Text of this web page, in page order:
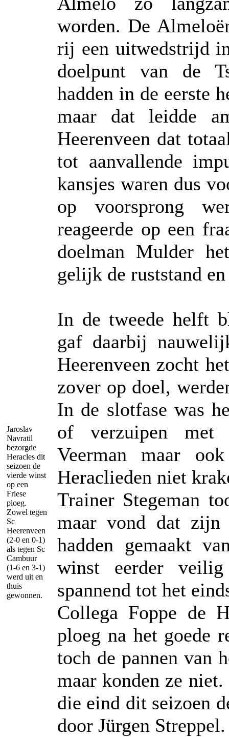
Jaroslav
Navratil
bezorgde
Heracles dit
seizoen de
vierde winst
op een
Friese
ploeg.
Zowel tegen
Sc
Heerenveen
(2-0 en 0-1)
als tegen Sc
Cambuur
(1-6 en 3-1)
werd uit en
thuis
gewonnen.
worden. De
rij een uitwedstrijd
doelpunt van de
hadden in de eerste
maar dat leidde
Heerenveen dat
tot aanvallende
kansjes waren dus
op voorsprong
reageerde op een
doelman Mulder
gelijk de ruststand
In de tweede helft
gaf daarbij
Heerenveen zocht
zover op doel,
In de slotfase was
of verzuipen met
Veerman maar
Heraclieden niet
Trainer Stegeman
maar vond dat zijn
hadden gemaakt
winst eerder
spannend tot het
Collega Foppe de
ploeg na het goede
toch de pannen van
maar konden ze
die eind dit seizoen
door Jürgen Streppel.